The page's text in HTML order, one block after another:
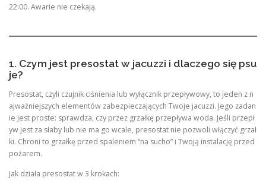
22:00. Awarie nie czekają.
1. Czym jest presostat w jacuzzi i dlaczego się psu
je?
Presostat, czyli czujnik ciśnienia lub wyłącznik przepływowy, to jeden z n
ajważniejszych elementów zabezpieczających Twoje jacuzzi. Jego zadan
ie jest proste: sprawdza, czy przez grzałkę przepływa woda. Jeśli przepł
yw jest za słaby lub nie ma go wcale, presostat nie pozwoli włączyć grzał
ki. Chroni to grzałkę przed spaleniem “na sucho” i Twoją instalację przed
pożarem.
Jak działa presostat w 3 krokach: